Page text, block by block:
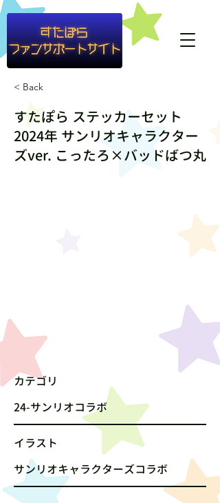
#container1{ background-color: rgba(255,255,255,0.8) }
< Back
すたぽら ステッカーセット
2024年 サンリオキャラクター
ズver. こったろ×バッドばつ丸
カテゴリ
24-サンリオコラボ
​イラスト
サンリオキャラクターズコラボ